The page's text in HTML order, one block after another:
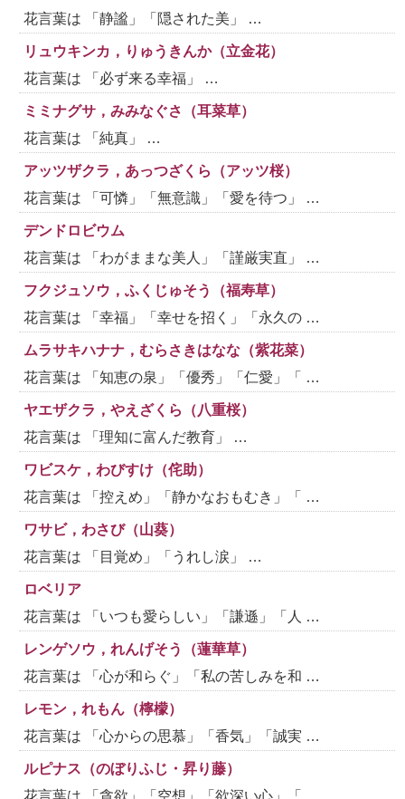
花言葉は 「静謐」「隠された美」 …
リュウキンカ，りゅうきんか（立金花）
花言葉は 「必ず来る幸福」 …
ミミナグサ，みみなぐさ（耳菜草）
花言葉は 「純真」 …
アッツザクラ，あっつざくら（アッツ桜）
花言葉は 「可憐」「無意識」「愛を待つ」 …
デンドロビウム
花言葉は 「わがままな美人」「謹厳実直」 …
フクジュソウ，ふくじゅそう（福寿草）
花言葉は 「幸福」「幸せを招く」「永久の …
ムラサキハナナ，むらさきはなな（紫花菜）
花言葉は 「知恵の泉」「優秀」「仁愛」「 …
ヤエザクラ，やえざくら（八重桜）
花言葉は 「理知に富んだ教育」 …
ワビスケ，わびすけ（侘助）
花言葉は 「控えめ」「静かなおもむき」「 …
ワサビ，わさび（山葵）
花言葉は 「目覚め」「うれし涙」 …
ロベリア
花言葉は 「いつも愛らしい」「謙遜」「人 …
レンゲソウ，れんげそう（蓮華草）
花言葉は 「心が和らぐ」「私の苦しみを和 …
レモン，れもん（檸檬）
花言葉は 「心からの思慕」「香気」「誠実 …
ルピナス（のぼりふじ・昇り藤）
花言葉は 「貪欲」「空想」「欲深い心」「 …